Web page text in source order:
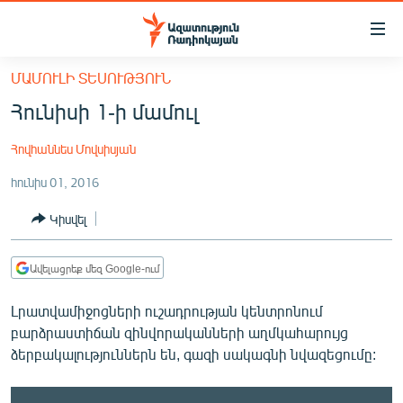
Մատչելիության
հիմնական
բովանդակությանը
հիմնական
մենյուին
ՀԱՅԱՍՏԱՆ
ՔԱՂԱՔԱԿԱՆ
ԸՆՏՐՈՒԹՅՈՒՆՆԵՐ 2026
ԻՐԱՎՈՒՆՔ
ՀԱՍԱՐԱԿՈՒԹՅՈՒՆ
ՂԱՐԱԲԱՂ
ՊԱՏԵՐԱԶՄԻ 6 ՇԱԲԱԹՆԵՐԸ
ՏԱՐԱԾԱՇՐՋԱՆ
ՄԱՄՈՒԼԻ ՏԵՍՈՒԹՅՈՒՆ
Հունիսի 1-ի մամուլ
Հովհաննես Մովսիսյան
հունիս 01, 2016
Կիսվել
Ավելացրեք մեզ Google-ում
Լրատվամիջոցների ուշադրության կենտրոնում
բարձրաստիճան զինվորականների աղմկահարույց
ձերբակալություններն են, գազի սակագնի նվազեցումը: